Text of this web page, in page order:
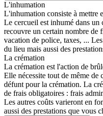
L'inhumation
L'inhumation consiste à mettre
Le cercueil est inhumé dans
recouvre un certain nombre de
vacation de police, taxes, ...
du lieu mais aussi des
La crémation
La crémation est l'action de
Elle nécessite tout de même
défunt pour la crémation. La
de frais obligatoires : frais
Les autres coûts varieront en
aussi des prestations que vous